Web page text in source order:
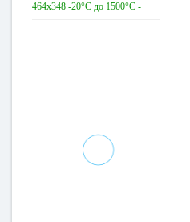
464x348 -20°C до 1500°C -